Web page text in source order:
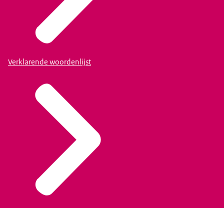
Verklarende woordenlijst